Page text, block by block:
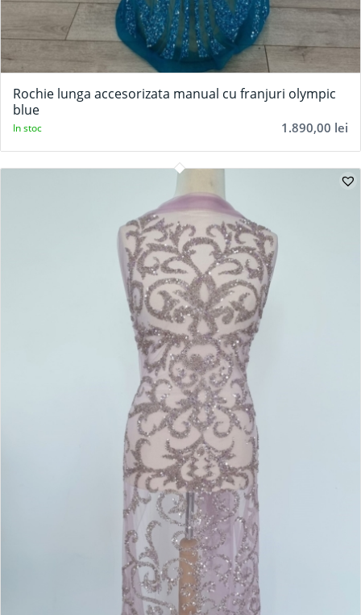
Rochie lunga accesorizata manual cu franjuri olympic
blue
1.890,00 lei
In stoc